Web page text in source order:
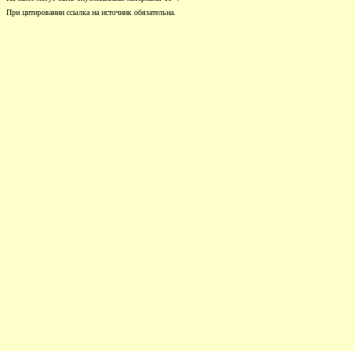
При цитировании ссылка на источник обязательна.